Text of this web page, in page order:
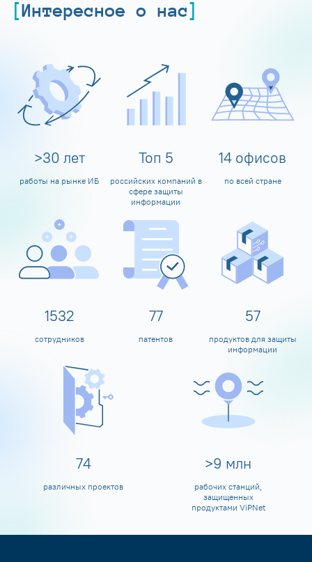
Интересное о нас
>30 лет
работы на рынке ИБ
Топ 5
российских компаний в
сфере защиты
информации
14 офисов
по всей стране
1600
сотрудников
80
патентов
60
продуктов для защиты
информации
80
различных проектов
>10 млн
рабочих станций,
защищенных
продуктами ViPNet